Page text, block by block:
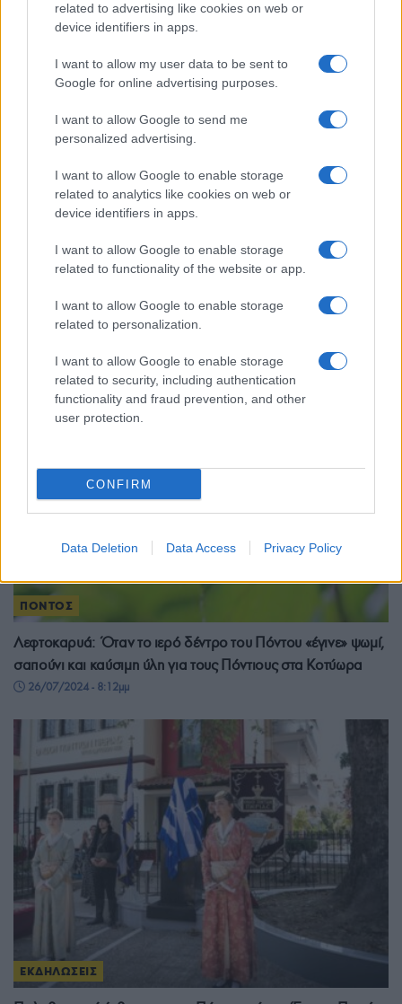
related to advertising like cookies on web or
device identifiers in apps.
I want to allow my user data to be sent to
Google for online advertising purposes.
I want to allow Google to send me
personalized advertising.
I want to allow Google to enable storage
related to analytics like cookies on web or
device identifiers in apps.
I want to allow Google to enable storage
related to functionality of the website or app.
I want to allow Google to enable storage
related to personalization.
I want to allow Google to enable storage
related to security, including authentication
functionality and fraud prevention, and other
user protection.
CONFIRM
Data Deletion Data Access Privacy Policy
Παναγία Πρασάρεως στον Πόντο: Φημισμένο προσκύνημα,
χτισμένο σε απόκρημνο αλλά κατάφυτο βράχο
28/08/2024 - 10:08πμ
ΠΟΝΤΟΣ
Λεφτοκαρυά: Όταν το ιερό δέντρο του Πόντου «έγινε» ψωμί,
σαπούνι και καύσιμη ύλη για τους Πόντιους στα Κοτύωρα
26/07/2024 - 8:12μμ
ΕΚΔΗΛΩΣΕΙΣ